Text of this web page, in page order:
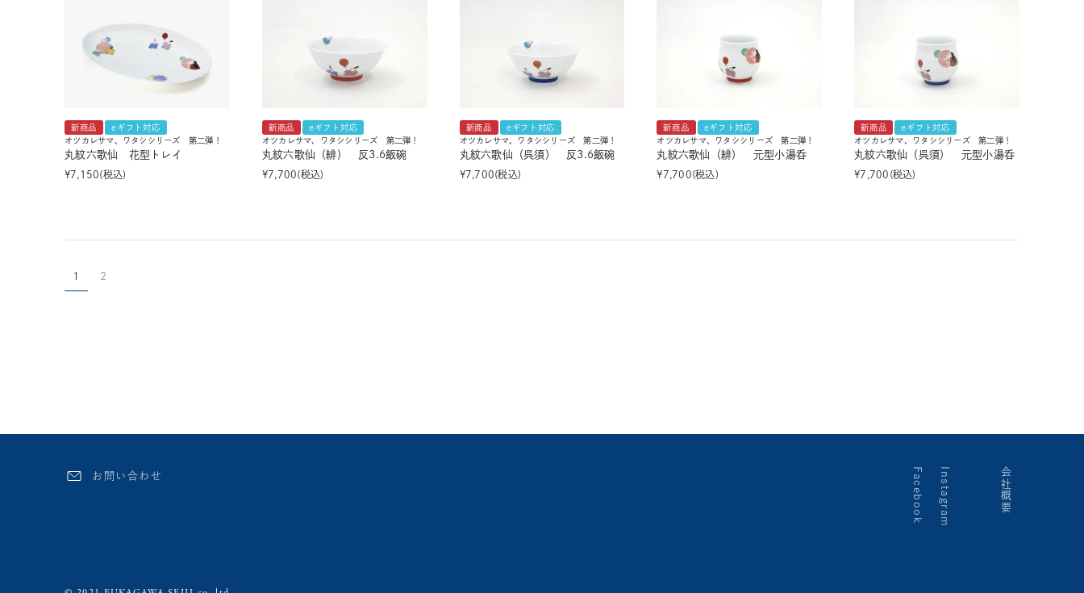
新商品
eギフト対応
オツカレサマ、ワタシシリーズ 第二弾！
丸紋六歌仙 花型トレイ
¥7,150 税込
新商品
eギフト対応
オツカレサマ、ワタシシリーズ 第二弾！
丸紋六歌仙（緋） 反3.6飯碗
¥7,700 税込
新商品
eギフト対応
オツカレサマ、ワタシシリーズ 第二弾！
丸紋六歌仙（呉須） 反3.6飯碗
¥7,700 税込
新商品
eギフト対応
オツカレサマ、ワタシシリーズ 第二弾！
丸紋六歌仙（緋） 元型小湯呑
¥7,700 税込
新商品
eギフト対応
オツカレサマ、ワタシシリーズ 第二弾！
丸紋六歌仙（呉須） 元型小湯呑
¥7,700 税込
1 2
会社概要
Instagram
Facebook
お問い合わせ